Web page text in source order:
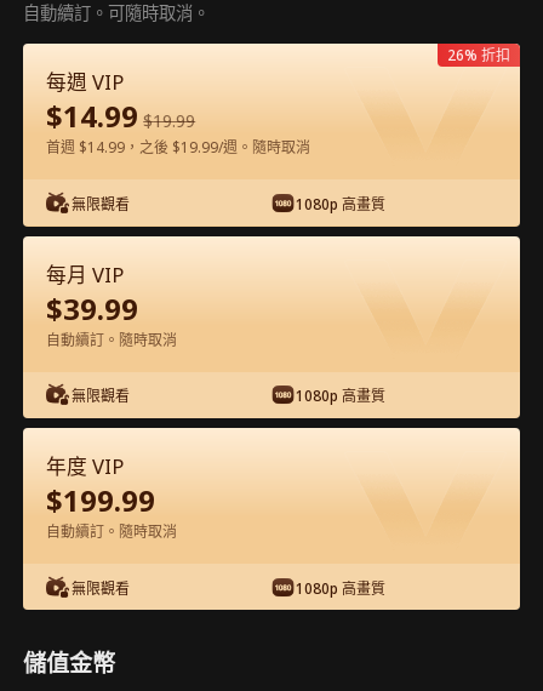
這是付費劇集。請解鎖後觀看。
在APP內免費看
第17集 - 正牌千金的A+人生 完整影片
1-50 51-60
17 20
自動續訂。可隨時取消。
每週 VIP
$14.99 $19.99
首週 $14.99，之後 $19.99/週。隨時取消
無限觀看 1080p 高畫質
26% 折扣
每月 VIP
$39.99
自動續訂。隨時取消
無限觀看 1080p 高畫質
年度 VIP
$199.99
自動續訂。隨時取消
無限觀看 1080p 高畫質
儲值金幣